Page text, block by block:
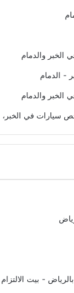
الخبر والدمام
- الدمام
والدمام
في الخبر،
- بيت الالتزام